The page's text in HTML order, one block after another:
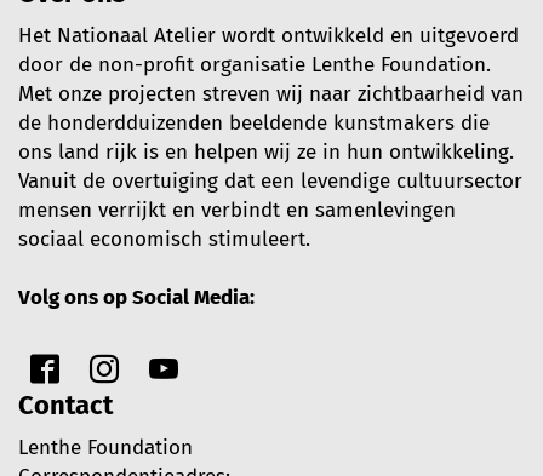
Het Nationaal Atelier wordt ontwikkeld en uitgevoerd
door de non-profit organisatie Lenthe Foundation.
Met onze projecten streven wij naar zichtbaarheid van
de honderdduizenden beeldende kunstmakers die
ons land rijk is en helpen wij ze in hun ontwikkeling.
Vanuit de overtuiging dat een levendige cultuursector
mensen verrijkt en verbindt en samenlevingen
sociaal economisch stimuleert.
Volg ons op Social Media:
Contact
Lenthe Foundation